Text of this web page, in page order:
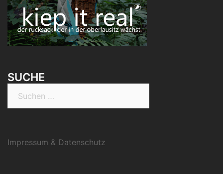
SUCHE
Impressum & Datenschutz